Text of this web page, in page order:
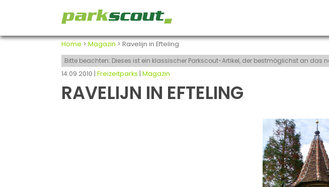
Home > Magazin > Ravelijn in Efteling
Bitte beachten: Dieses ist ein klassischer Parkscout-Artikel, der bestmöglichst an das
14.09.2010 | Freizeitparks Magazin
RAVELIJN IN EFTELING